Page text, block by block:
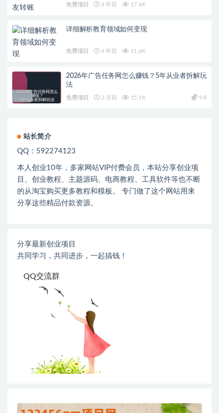
免费项目 4 年前 17.4K
详细解析教育领域如何变现
免费项目 4 年前 11.6K
2026年广告任务网怎么赚钱？5年从业者拆解玩
法
免费项目 2 月前 15.1K 9.8
站长简介
QQ：592274123
本人创业10年，多家网站VIP付费会员，本站分享创业项
目、创业教程、主题源码、电商教程、工具软件等也不断
的从淘宝购买更多教程和模板。 专门做了这个网站用来
分享这些精品付款资源。
分享最新创业项目
共同学习，共同进步，一起搞钱！
QQ交流群